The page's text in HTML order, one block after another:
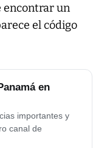
encontrar un
el código
en
importantes y
canal de